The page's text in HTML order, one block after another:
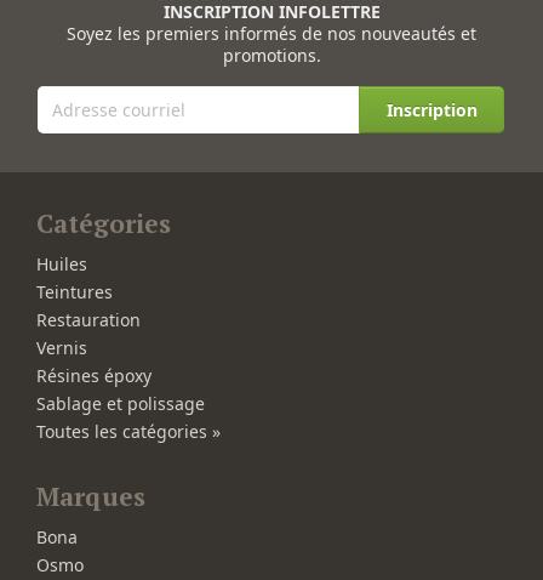
INSCRIPTION INFOLETTRE
Soyez les premiers informés de nos nouveautés et
promotions.
Inscription
Catégories
Huiles
Teintures
Restauration
Vernis
Résines époxy
Sablage et polissage
Toutes les catégories »
Marques
Bona
Osmo